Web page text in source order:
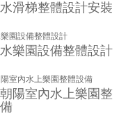
滑梯整體設計安裝
樂園設備整體設計
陽室內水上樂園整